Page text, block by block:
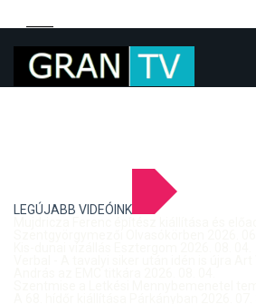
LEGÚJABB VIDEÓINK